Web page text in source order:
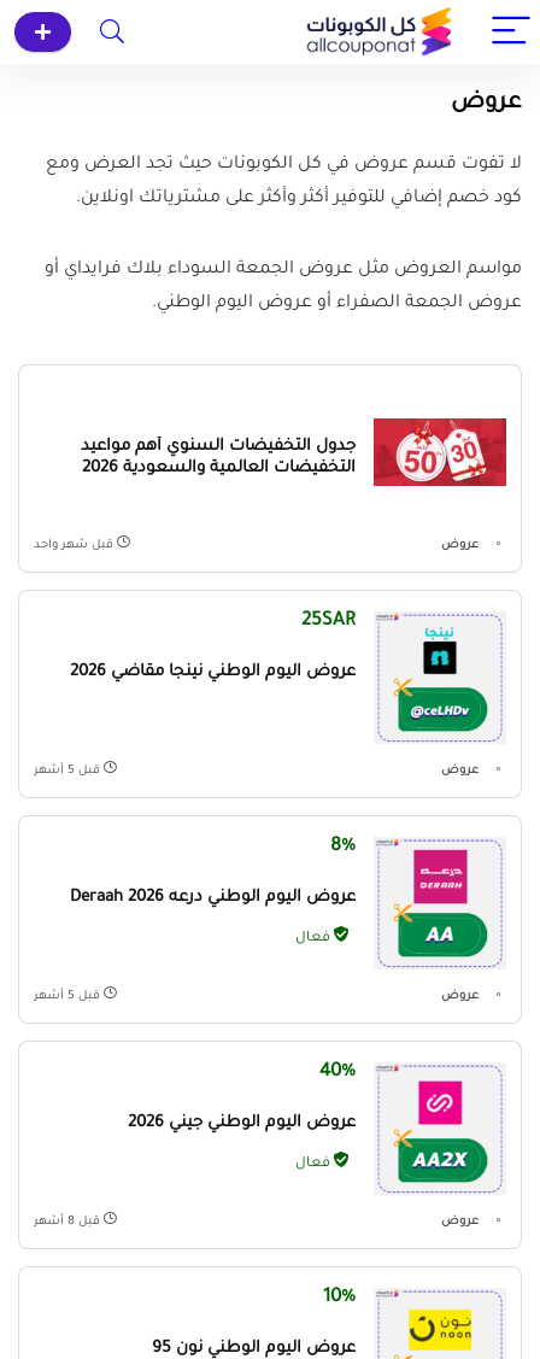
عروض
لا تفوت قسم عروض في كل الكوبونات حيث تجد العرض ومع
كود خصم إضافي للتوفير أكثر وأكثر على مشترياتك اونلاين.
مواسم العروض مثل عروض الجمعة السوداء بلاك فرايداي أو
عروض الجمعة الصفراء أو عروض اليوم الوطني.
جدول التخفيضات السنوي أهم مواعيد
التخفيضات العالمية والسعودية 2026
عروض قبل شهر واحد
25SAR
عروض اليوم الوطني نينجا مقاضي 2026
عروض قبل 5 أشهر
8%
عروض اليوم الوطني درعه Deraah 2026
فعال
عروض قبل 5 أشهر
40%
عروض اليوم الوطني جيني 2026
فعال
عروض قبل 8 أشهر
10%
عروض اليوم الوطني نون 95